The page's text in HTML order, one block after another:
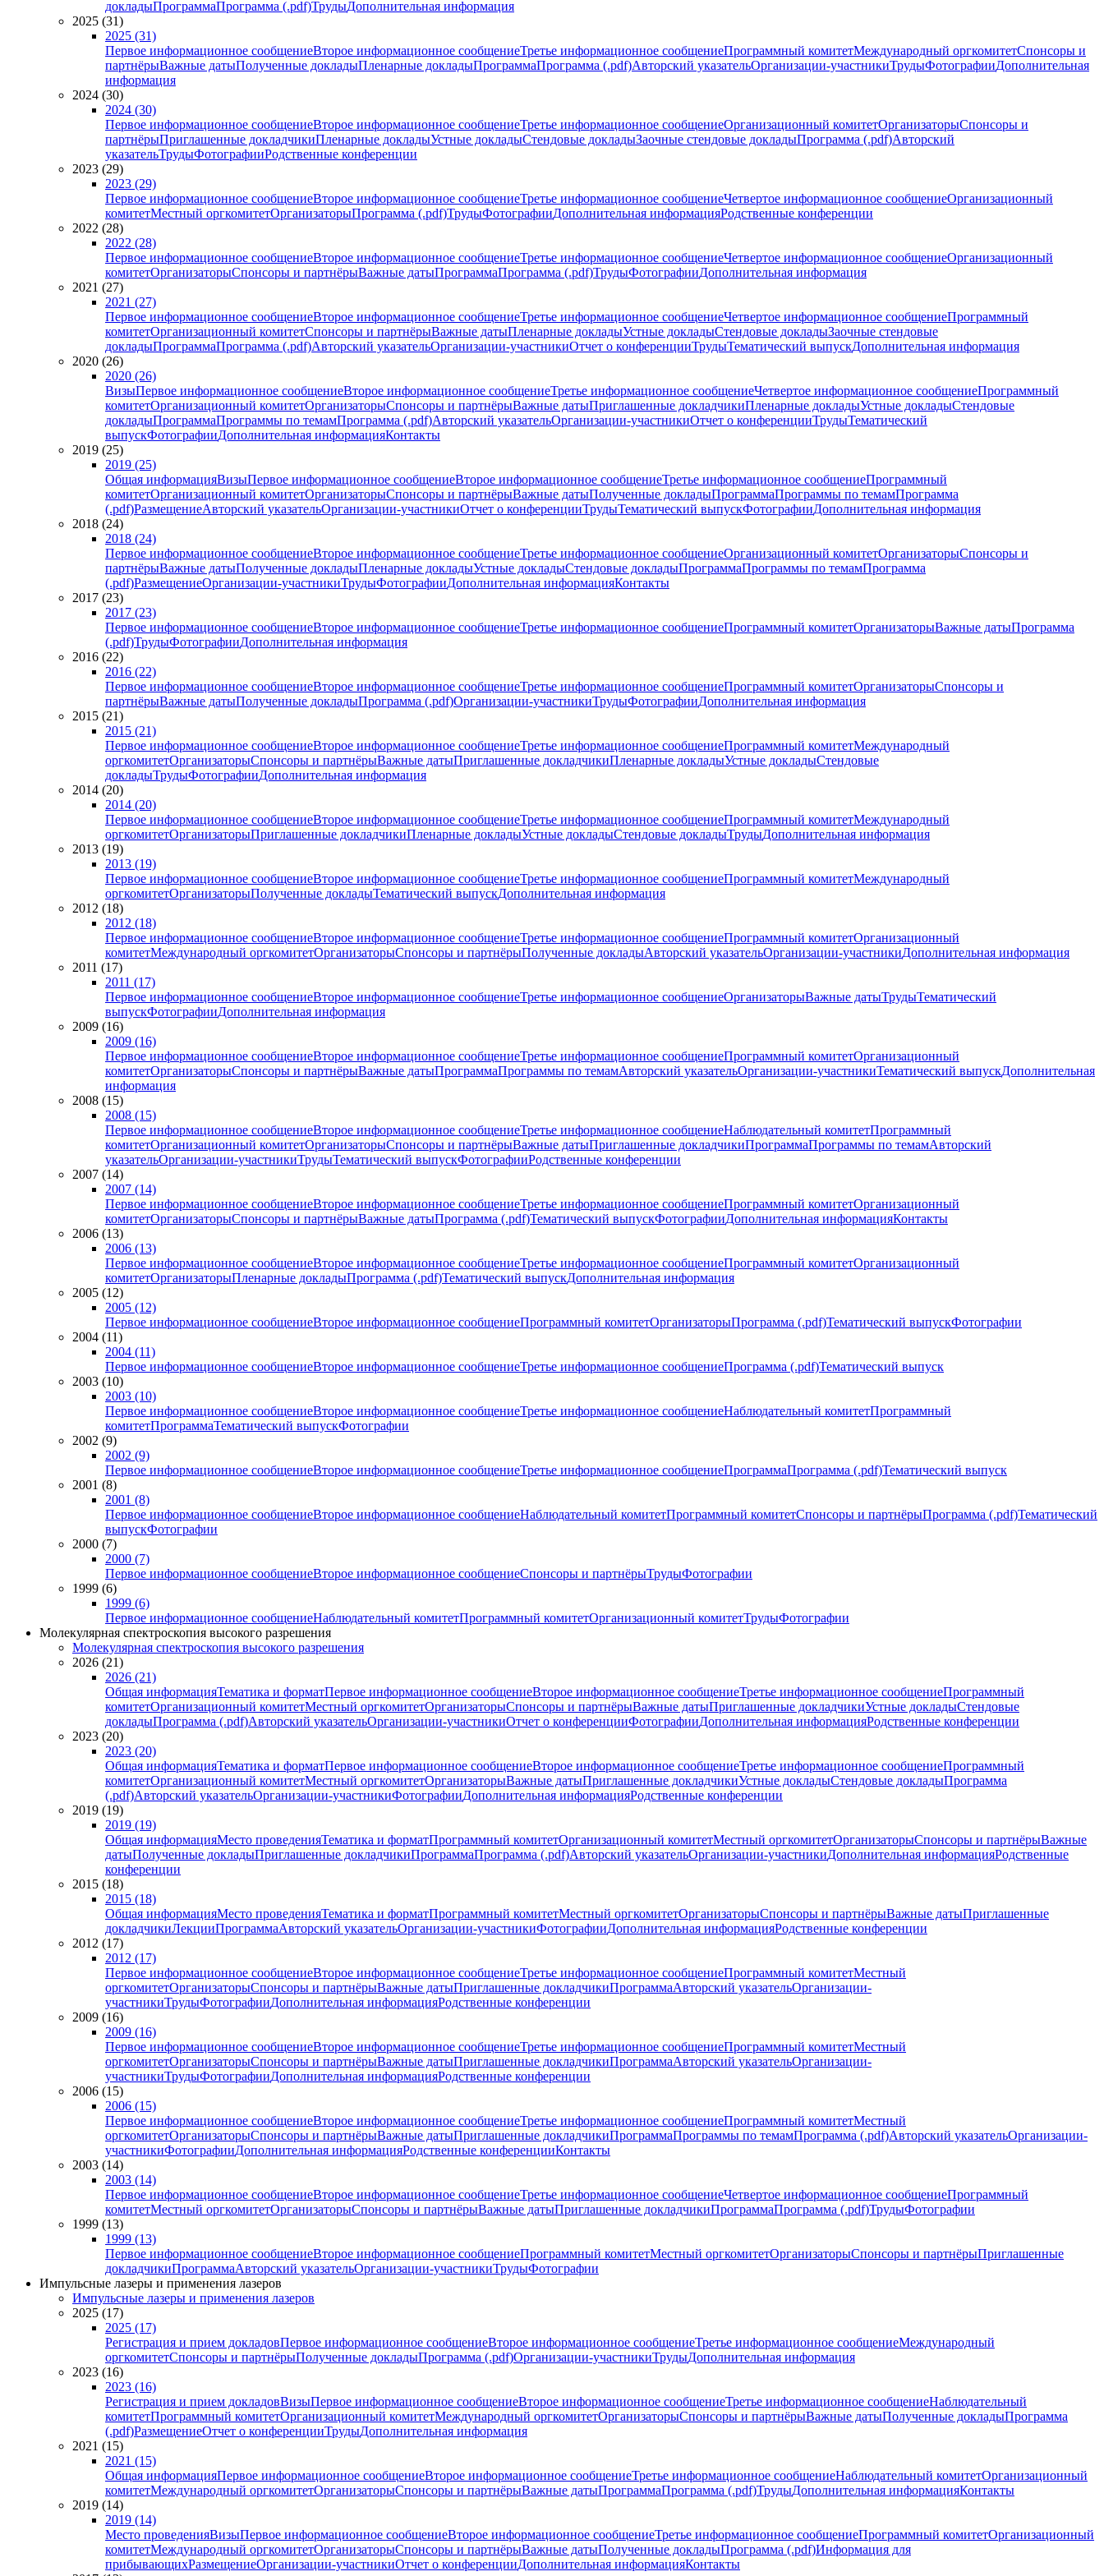
докладыПрограммаПрограмма (.pdf)ТрудыДополнительная информация
2025 (31)
2025 (31)
Первое информационное сообщениеВторое информационное сообщениеТретье информационное сообщениеПрограммный комитетМеждународный оргкомитетСпонсоры и
партнёрыВажные датыПолученные докладыПленарные докладыПрограммаПрограмма (.pdf)Авторский указательОрганизации-участникиТрудыФотографииДополнительная
информация
2024 (30)
2024 (30)
Первое информационное сообщениеВторое информационное сообщениеТретье информационное сообщениеОрганизационный комитетОрганизаторыСпонсоры и
партнёрыПриглашенные докладчикиПленарные докладыУстные докладыСтендовые докладыЗаочные стендовые докладыПрограмма (.pdf)Авторский
указательТрудыФотографииРодственные конференции
2023 (29)
2023 (29)
Первое информационное сообщениеВторое информационное сообщениеТретье информационное сообщениеЧетвертое информационное сообщениеОрганизационный
комитетМестный оргкомитетОрганизаторыПрограмма (.pdf)ТрудыФотографииДополнительная информацияРодственные конференции
2022 (28)
2022 (28)
Первое информационное сообщениеВторое информационное сообщениеТретье информационное сообщениеЧетвертое информационное сообщениеОрганизационный
комитетОрганизаторыСпонсоры и партнёрыВажные датыПрограммаПрограмма (.pdf)ТрудыФотографииДополнительная информация
2021 (27)
2021 (27)
Первое информационное сообщениеВторое информационное сообщениеТретье информационное сообщениеЧетвертое информационное сообщениеПрограммный
комитетОрганизационный комитетСпонсоры и партнёрыВажные датыПленарные докладыУстные докладыСтендовые докладыЗаочные стендовые
докладыПрограммаПрограмма (.pdf)Авторский указательОрганизации-участникиОтчет о конференцииТрудыТематический выпускДополнительная информация
2020 (26)
2020 (26)
ВизыПервое информационное сообщениеВторое информационное сообщениеТретье информационное сообщениеЧетвертое информационное сообщениеПрограммный
комитетОрганизационный комитетОрганизаторыСпонсоры и партнёрыВажные датыПриглашенные докладчикиПленарные докладыУстные докладыСтендовые
докладыПрограммаПрограммы по темамПрограмма (.pdf)Авторский указательОрганизации-участникиОтчет о конференцииТрудыТематический
выпускФотографииДополнительная информацияКонтакты
2019 (25)
2019 (25)
Общая информацияВизыПервое информационное сообщениеВторое информационное сообщениеТретье информационное сообщениеПрограммный
комитетОрганизационный комитетОрганизаторыСпонсоры и партнёрыВажные датыПолученные докладыПрограммаПрограммы по темамПрограмма
(.pdf)РазмещениеАвторский указательОрганизации-участникиОтчет о конференцииТрудыТематический выпускФотографииДополнительная информация
2018 (24)
2018 (24)
Первое информационное сообщениеВторое информационное сообщениеТретье информационное сообщениеОрганизационный комитетОрганизаторыСпонсоры и
партнёрыВажные датыПолученные докладыПленарные докладыУстные докладыСтендовые докладыПрограммаПрограммы по темамПрограмма
(.pdf)РазмещениеОрганизации-участникиТрудыФотографииДополнительная информацияКонтакты
2017 (23)
2017 (23)
Первое информационное сообщениеВторое информационное сообщениеТретье информационное сообщениеПрограммный комитетОрганизаторыВажные датыПрограмма
(.pdf)ТрудыФотографииДополнительная информация
2016 (22)
2016 (22)
Первое информационное сообщениеВторое информационное сообщениеТретье информационное сообщениеПрограммный комитетОрганизаторыСпонсоры и
партнёрыВажные датыПолученные докладыПрограмма (.pdf)Организации-участникиТрудыФотографииДополнительная информация
2015 (21)
2015 (21)
Первое информационное сообщениеВторое информационное сообщениеТретье информационное сообщениеПрограммный комитетМеждународный
оргкомитетОрганизаторыСпонсоры и партнёрыВажные датыПриглашенные докладчикиПленарные докладыУстные докладыСтендовые
докладыТрудыФотографииДополнительная информация
2014 (20)
2014 (20)
Первое информационное сообщениеВторое информационное сообщениеТретье информационное сообщениеПрограммный комитетМеждународный
оргкомитетОрганизаторыПриглашенные докладчикиПленарные докладыУстные докладыСтендовые докладыТрудыДополнительная информация
2013 (19)
2013 (19)
Первое информационное сообщениеВторое информационное сообщениеТретье информационное сообщениеПрограммный комитетМеждународный
оргкомитетОрганизаторыПолученные докладыТематический выпускДополнительная информация
2012 (18)
2012 (18)
Первое информационное сообщениеВторое информационное сообщениеТретье информационное сообщениеПрограммный комитетОрганизационный
комитетМеждународный оргкомитетОрганизаторыСпонсоры и партнёрыПолученные докладыАвторский указательОрганизации-участникиДополнительная информация
2011 (17)
2011 (17)
Первое информационное сообщениеВторое информационное сообщениеТретье информационное сообщениеОрганизаторыВажные датыТрудыТематический
выпускФотографииДополнительная информация
2009 (16)
2009 (16)
Первое информационное сообщениеВторое информационное сообщениеТретье информационное сообщениеПрограммный комитетОрганизационный
комитетОрганизаторыСпонсоры и партнёрыВажные датыПрограммаПрограммы по темамАвторский указательОрганизации-участникиТематический выпускДополнительная
информация
2008 (15)
2008 (15)
Первое информационное сообщениеВторое информационное сообщениеТретье информационное сообщениеНаблюдательный комитетПрограммный
комитетОрганизационный комитетОрганизаторыСпонсоры и партнёрыВажные датыПриглашенные докладчикиПрограммаПрограммы по темамАвторский
указательОрганизации-участникиТрудыТематический выпускФотографииРодственные конференции
2007 (14)
2007 (14)
Первое информационное сообщениеВторое информационное сообщениеТретье информационное сообщениеПрограммный комитетОрганизационный
комитетОрганизаторыСпонсоры и партнёрыВажные датыПрограмма (.pdf)Тематический выпускФотографииДополнительная информацияКонтакты
2006 (13)
2006 (13)
Первое информационное сообщениеВторое информационное сообщениеТретье информационное сообщениеПрограммный комитетОрганизационный
комитетОрганизаторыПленарные докладыПрограмма (.pdf)Тематический выпускДополнительная информация
2005 (12)
2005 (12)
Первое информационное сообщениеВторое информационное сообщениеПрограммный комитетОрганизаторыПрограмма (.pdf)Тематический выпускФотографии
2004 (11)
2004 (11)
Первое информационное сообщениеВторое информационное сообщениеТретье информационное сообщениеПрограмма (.pdf)Тематический выпуск
2003 (10)
2003 (10)
Первое информационное сообщениеВторое информационное сообщениеТретье информационное сообщениеНаблюдательный комитетПрограммный
комитетПрограммаТематический выпускФотографии
2002 (9)
2002 (9)
Первое информационное сообщениеВторое информационное сообщениеТретье информационное сообщениеПрограммаПрограмма (.pdf)Тематический выпуск
2001 (8)
2001 (8)
Первое информационное сообщениеВторое информационное сообщениеНаблюдательный комитетПрограммный комитетСпонсоры и партнёрыПрограмма (.pdf)Тематический
выпускФотографии
2000 (7)
2000 (7)
Первое информационное сообщениеВторое информационное сообщениеСпонсоры и партнёрыТрудыФотографии
1999 (6)
1999 (6)
Первое информационное сообщениеНаблюдательный комитетПрограммный комитетОрганизационный комитетТрудыФотографии
Молекулярная спектроскопия высокого разрешения
Молекулярная спектроскопия высокого разрешения
2026 (21)
2026 (21)
Общая информацияТематика и форматПервое информационное сообщениеВторое информационное сообщениеТретье информационное сообщениеПрограммный
комитетОрганизационный комитетМестный оргкомитетОрганизаторыСпонсоры и партнёрыВажные датыПриглашенные докладчикиУстные докладыСтендовые
докладыПрограмма (.pdf)Авторский указательОрганизации-участникиОтчет о конференцииФотографииДополнительная информацияРодственные конференции
2023 (20)
2023 (20)
Общая информацияТематика и форматПервое информационное сообщениеВторое информационное сообщениеТретье информационное сообщениеПрограммный
комитетОрганизационный комитетМестный оргкомитетОрганизаторыВажные датыПриглашенные докладчикиУстные докладыСтендовые докладыПрограмма
(.pdf)Авторский указательОрганизации-участникиФотографииДополнительная информацияРодственные конференции
2019 (19)
2019 (19)
Общая информацияМесто проведенияТематика и форматПрограммный комитетОрганизационный комитетМестный оргкомитетОрганизаторыСпонсоры и партнёрыВажные
датыПолученные докладыПриглашенные докладчикиПрограммаПрограмма (.pdf)Авторский указательОрганизации-участникиДополнительная информацияРодственные
конференции
2015 (18)
2015 (18)
Общая информацияМесто проведенияТематика и форматПрограммный комитетМестный оргкомитетОрганизаторыСпонсоры и партнёрыВажные датыПриглашенные
докладчикиЛекцииПрограммаАвторский указательОрганизации-участникиФотографииДополнительная информацияРодственные конференции
2012 (17)
2012 (17)
Первое информационное сообщениеВторое информационное сообщениеТретье информационное сообщениеПрограммный комитетМестный
оргкомитетОрганизаторыСпонсоры и партнёрыВажные датыПриглашенные докладчикиПрограммаАвторский указательОрганизации-
участникиТрудыФотографииДополнительная информацияРодственные конференции
2009 (16)
2009 (16)
Первое информационное сообщениеВторое информационное сообщениеТретье информационное сообщениеПрограммный комитетМестный
оргкомитетОрганизаторыСпонсоры и партнёрыВажные датыПриглашенные докладчикиПрограммаАвторский указательОрганизации-
участникиТрудыФотографииДополнительная информацияРодственные конференции
2006 (15)
2006 (15)
Первое информационное сообщениеВторое информационное сообщениеТретье информационное сообщениеПрограммный комитетМестный
оргкомитетОрганизаторыСпонсоры и партнёрыВажные датыПриглашенные докладчикиПрограммаПрограммы по темамПрограмма (.pdf)Авторский указательОрганизации-
участникиФотографииДополнительная информацияРодственные конференцииКонтакты
2003 (14)
2003 (14)
Первое информационное сообщениеВторое информационное сообщениеТретье информационное сообщениеЧетвертое информационное сообщениеПрограммный
комитетМестный оргкомитетОрганизаторыСпонсоры и партнёрыВажные датыПриглашенные докладчикиПрограммаПрограмма (.pdf)ТрудыФотографии
1999 (13)
1999 (13)
Первое информационное сообщениеВторое информационное сообщениеПрограммный комитетМестный оргкомитетОрганизаторыСпонсоры и партнёрыПриглашенные
докладчикиПрограммаАвторский указательОрганизации-участникиТрудыФотографии
Импульсные лазеры и применения лазеров
Импульсные лазеры и применения лазеров
2025 (17)
2025 (17)
Регистрация и прием докладовПервое информационное сообщениеВторое информационное сообщениеТретье информационное сообщениеМеждународный
оргкомитетСпонсоры и партнёрыПолученные докладыПрограмма (.pdf)Организации-участникиТрудыДополнительная информация
2023 (16)
2023 (16)
Регистрация и прием докладовВизыПервое информационное сообщениеВторое информационное сообщениеТретье информационное сообщениеНаблюдательный
комитетПрограммный комитетОрганизационный комитетМеждународный оргкомитетОрганизаторыСпонсоры и партнёрыВажные датыПолученные докладыПрограмма
(.pdf)РазмещениеОтчет о конференцииТрудыДополнительная информация
2021 (15)
2021 (15)
Общая информацияПервое информационное сообщениеВторое информационное сообщениеТретье информационное сообщениеНаблюдательный комитетОрганизационный
комитетМеждународный оргкомитетОрганизаторыСпонсоры и партнёрыВажные датыПрограммаПрограмма (.pdf)ТрудыДополнительная информацияКонтакты
2019 (14)
2019 (14)
Место проведенияВизыПервое информационное сообщениеВторое информационное сообщениеТретье информационное сообщениеПрограммный комитетОрганизационный
комитетМеждународный оргкомитетОрганизаторыСпонсоры и партнёрыВажные датыПолученные докладыПрограмма (.pdf)Информация для
прибывающихРазмещениеОрганизации-участникиОтчет о конференцииДополнительная информацияКонтакты